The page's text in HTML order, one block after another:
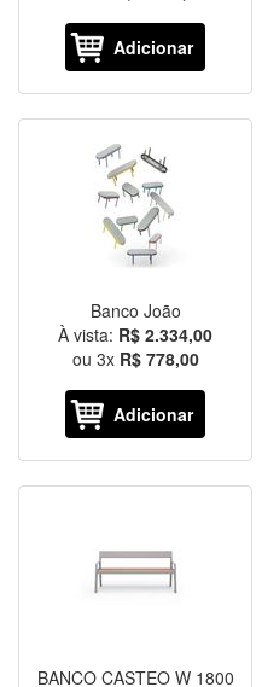
Adicionar
Banco João
À vista: R$ 2.334,00
ou 3x R$ 778,00
Adicionar
BANCO CASTEO W 1800